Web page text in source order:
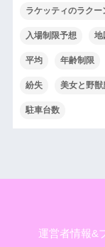
ラケッティのラクー
入場制限予想 地
平均 年齢制限
紛失 美女と野獣
駐車台数
運営者情報&